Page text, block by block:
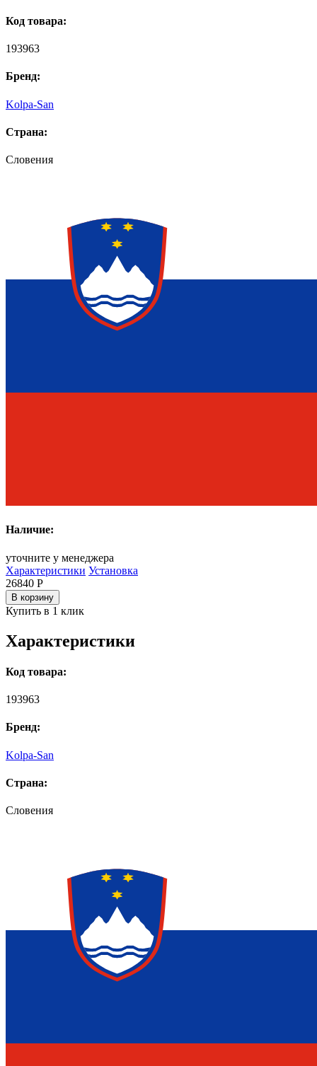
Код товара:
193963
Бренд:
Kolpa-San
Страна:
Словения
Наличие:
уточните у менеджера
Характеристики Установка
26840 Р
В корзину
Купить в 1 клик
Характеристики
Код товара:
193963
Бренд:
Kolpa-San
Страна:
Словения